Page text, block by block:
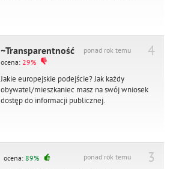
~Transparentność 4
ponad rok temu
ocena: 29%
Jakie europejskie podejście? Jak każdy
obywatel/mieszkaniec masz na swój wniosek
dostęp do informacji publicznej.
3
ponad rok temu
ocena: 89%